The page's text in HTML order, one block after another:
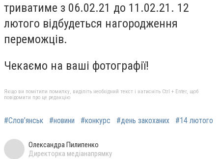
триватиме з 06.02.21 до 11.02.21. 12
лютого відбудеться нагородження
переможців.
Чекаємо на ваші фотографії!
Якщо ви помітили помилку, виділіть необхідний текст і натисніть Ctrl + Enter, щоб
повідомити про це редакцію
#Слов’янськ #новини #конкурс #день закоханих #14 лютого
Олександра Пилипенко
Директорка медіанапрямку